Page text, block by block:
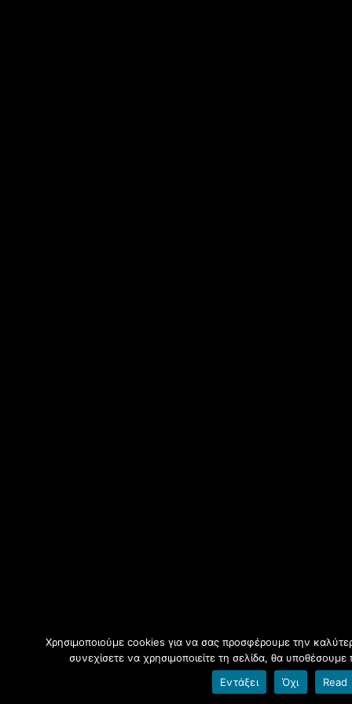
Χρησιμοποιούμε cookies για να σας προσφέρουμε την
συνεχίσετε να χρησιμοποιείτε τη σελίδα, θα
Εντάξει
Όχι Read